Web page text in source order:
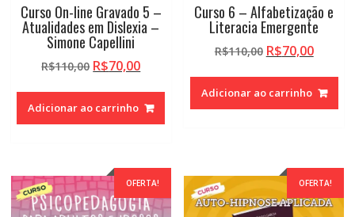
Curso On-line Gravado 5 –
Atualidades em Dislexia –
Simone Capellini
R$110,00 O
original
era:
R$70,00O
atual
é:
Adicionar ao carrinho
Curso 6 – Alfabetização e
Literacia Emergente
R$110,00 O
original
era:
R$70,00O
atual
é:
Adicionar ao carrinho
OFERTA! OFERTA!